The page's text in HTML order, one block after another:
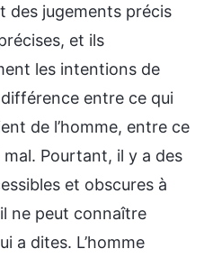
des jugements précis
et ils
les intentions de
entre ce qui
de l’homme, entre ce
Pourtant, il y a des
et obscures à
ne peut connaître
a dites. L’homme